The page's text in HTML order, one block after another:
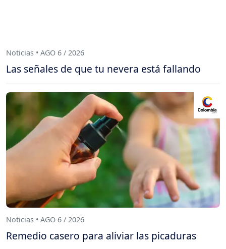
Noticias • AGO 6 / 2026
Las señales de que tu nevera está fallando
Noticias • AGO 6 / 2026
Remedio casero para aliviar las picaduras